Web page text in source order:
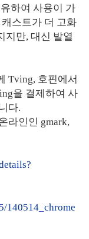
하여 사용이 가
스트가 더 고화
지만, 대신 발열
Tving, 호핀에서
을 결제하여 사
다.
라인인 gmark,
140514_chrome